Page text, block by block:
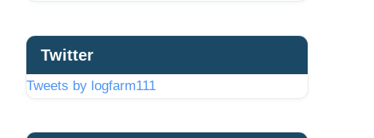
Twitter
Tweets by logfarm111